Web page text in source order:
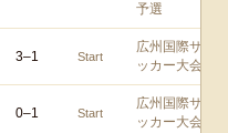
予選
3–1 Start
広州国際サ
ッカー大会
0–1 Start
広州国際サ
ッカー大会